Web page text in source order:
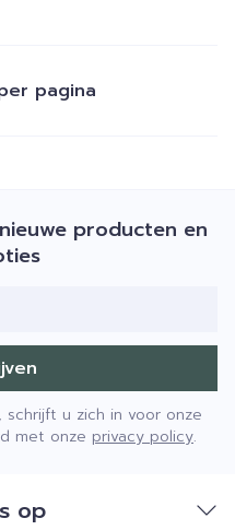
pagina
producten en
u zich in voor onze
met onze privacy policy.
op